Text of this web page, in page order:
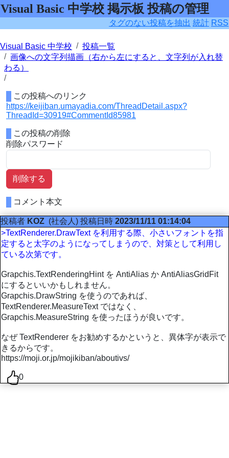
Visual Basic 中学校 掲示板 投稿の管理
タグのない投稿を抽出 統計 RSS
Visual Basic 中学校
投稿一覧
画像への文字列描画（右から左にすると、文字列が入れ替
わる）
この投稿へのリンク
https://keijiban.umayadia.com/ThreadDetail.aspx?
ThreadId=30919#CommentId85981
この投稿の削除
削除パスワード
削除する
コメント本文
投稿者 KOZ (社会人) 投稿日時 2023/11/11 01:14:04
>TextRenderer.DrawText を利用する際、小さいフォントを指
定すると太字のようになってしまうので、対策として利用し
ている次第です。
Grapchis.TextRenderingHint を AntiAlias か AntiAliasGridFit
にするといいかもしれません。
Grapchis.DrawString を使うのであれば、
TextRenderer.MeasureText ではなく、
Grapchis.MeasureString を使ったほうが良いです。
なぜ TextRenderer をお勧めするかというと、異体字が表示で
きるからです。
https://moji.or.jp/mojikiban/aboutivs/
0